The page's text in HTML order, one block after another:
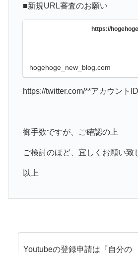
■新規URL審査のお願い
https://
hogehoge_new_blog.com
https://twitter.com/**アカウント
御手数ですが、ご確認の上
ご検討のほど、宜しくお願い致
以上
Youtubeの登録申請は 『自分の